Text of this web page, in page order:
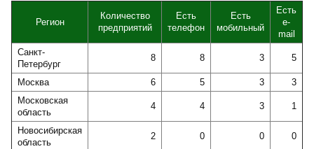
Регион
Количество
предприятий
Есть
телефон
Есть
мобильный
Есть
e-
mail
Санкт-
Петербург
8 8 3 5
Москва 6 5 3
3
Московская
область
4 4 3 1
Новосибирская
область
2 0 0 0